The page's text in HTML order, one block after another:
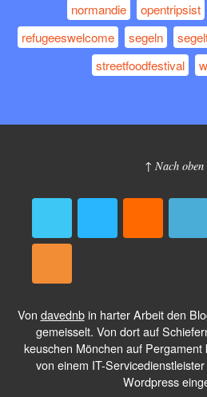
normandie
opentripsist
refugeeswelcome
segeln
streetfoodfestival
↑ Nach
Von davednbin harter Arbeit den
gemeisselt. Von dort auf
keuschen Mönchen auf
von einem IT-
Wordpress